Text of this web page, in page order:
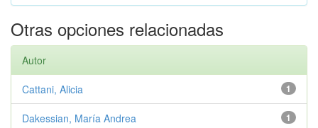
Otras opciones relacionadas
Autor
1
Cattani, Alicia
1
Dakessian, María Andrea